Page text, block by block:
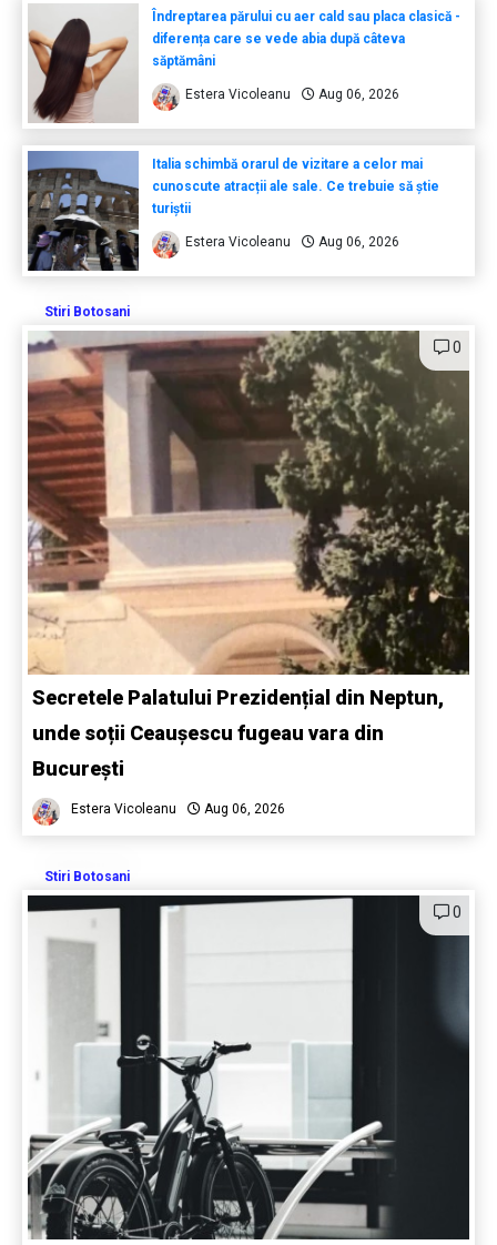
Îndreptarea părului cu aer cald sau placa clasică -
diferența care se vede abia după câteva
săptămâni
Estera Vicoleanu Aug 06, 2026
Italia schimbă orarul de vizitare a celor mai
cunoscute atracții ale sale. Ce trebuie să știe
turiștii
Estera Vicoleanu Aug 06, 2026
Stiri Botosani
0
Secretele Palatului Prezidențial din Neptun,
unde soții Ceaușescu fugeau vara din
București
Estera Vicoleanu Aug 06, 2026
Stiri Botosani
0